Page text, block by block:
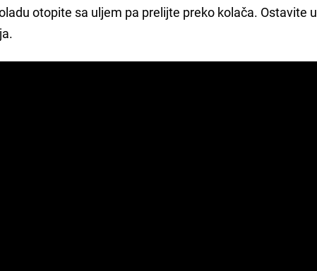
otopite sa uljem pa prelijte preko kolača. Ostavite u